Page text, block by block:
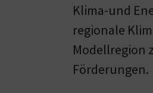
Klima-und
regionale
Modellregion
Förderungen.